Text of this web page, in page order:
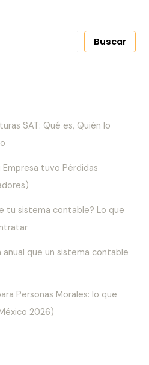
Buscar
SAT: Qué es, Quién lo
Empresa tuvo Pérdidas
tu sistema contable? Lo que
que un sistema contable
Personas Morales: lo que
2026)